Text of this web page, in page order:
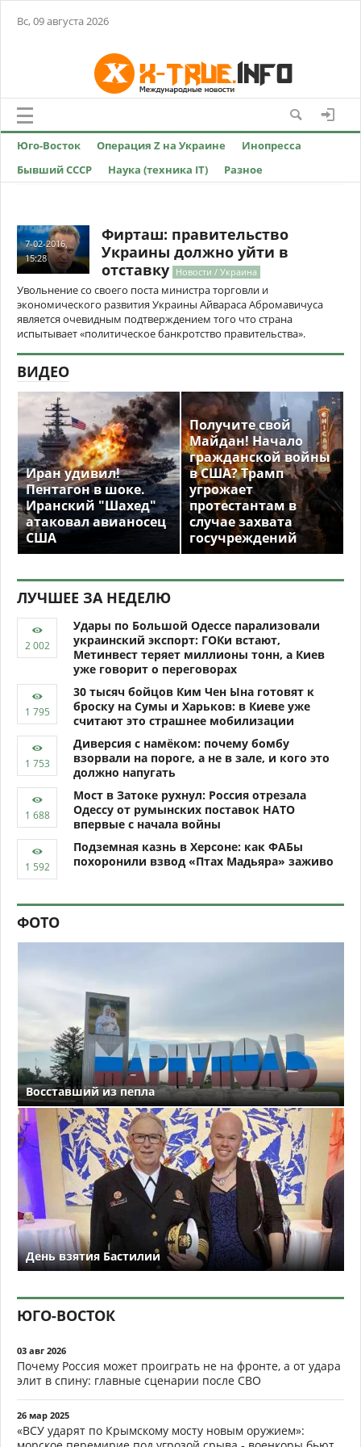
Вс, 09 августа 2026
Юго-Восток Операция Z на Украине
Инопресса
Бывший СССР
Наука (техника IT) Разное
7-02-2016,
15:28
Фирташ: правительство
Украины должно уйти в
отставку Новости / Украина
Увольнение со своего поста министра торговли и
экономического развития Украины Айвараса Абромавичуса
является очевидным подтверждением того что страна
испытывает «политическое банкротство правительства».
ВИДЕО
Иран удивил!
Пентагон в шоке.
Иранский "Шахед"
атаковал авианосец
США
Получите свой
Майдан! Начало
гражданской войны
в США? Трамп
угрожает
протестантам в
случае захвата
госучреждений
ЛУЧШЕЕ ЗА НЕДЕЛЮ
Удары по Большой Одессе парализовали
украинский экспорт: ГОКи встают,
Метинвест теряет миллионы тонн, а Киев
уже говорит о переговорах
30 тысяч бойцов Ким Чен Ына готовят к
броску на Сумы и Харьков: в Киеве уже
считают это страшнее мобилизации
Диверсия с намёком: почему бомбу
взорвали на пороге, а не в зале, и кого это
должно напугать
Мост в Затоке рухнул: Россия отрезала
Одессу от румынских поставок НАТО
впервые с начала войны
Подземная казнь в Херсоне: как ФАБы
похоронили взвод «Птах Мадьяра» заживо
ФОТО
Восставший из пепла
День взятия Бастилии
ЮГО-ВОСТОК
03 авг 2026
Почему Россия может проиграть не на фронте, а от удара
элит в спину: главные сценарии после СВО
26 мар 2025
«ВСУ ударят по Крымскому мосту новым оружием»: